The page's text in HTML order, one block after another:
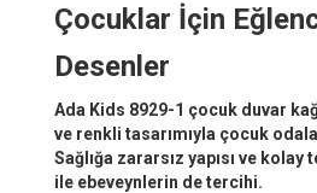
Çocuklar İçin
Desenler
Ada Kids 8929-1 çocuk duvar
ve renkli tasarımıyla çocuk
Sağlığa zararsız yapısı ve
ile ebeveynlerin de tercihi.